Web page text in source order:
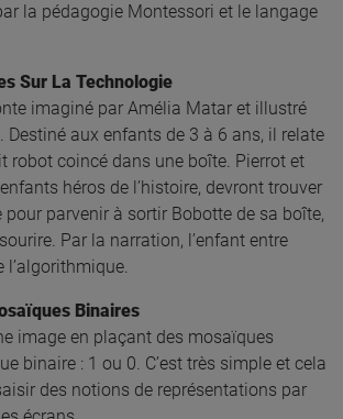
la pédagogie Montessori et le langage
Sur La Technologie
imaginé par Amélia Matar et illustré
Destiné aux enfants de 3 à 6 ans, il relate
robot coincé dans une boîte. Pierrot et
héros de l’histoire, devront trouver
parvenir à sortir Bobotte de sa boîte,
Par la narration, l’enfant entre
l’algorithmique.
Binaires
image en plaçant des mosaïques
binaire : 1 ou 0. C’est très simple et cela
des notions de représentations par